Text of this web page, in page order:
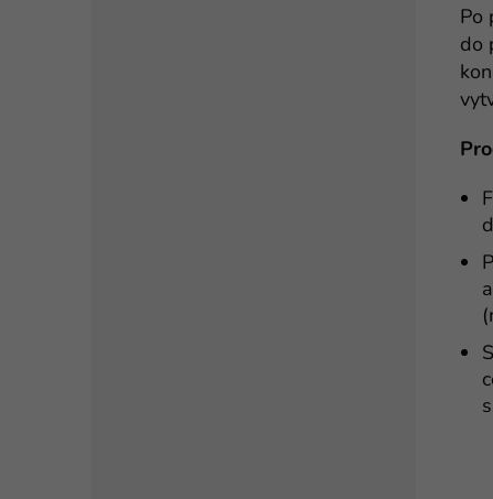
Po
do